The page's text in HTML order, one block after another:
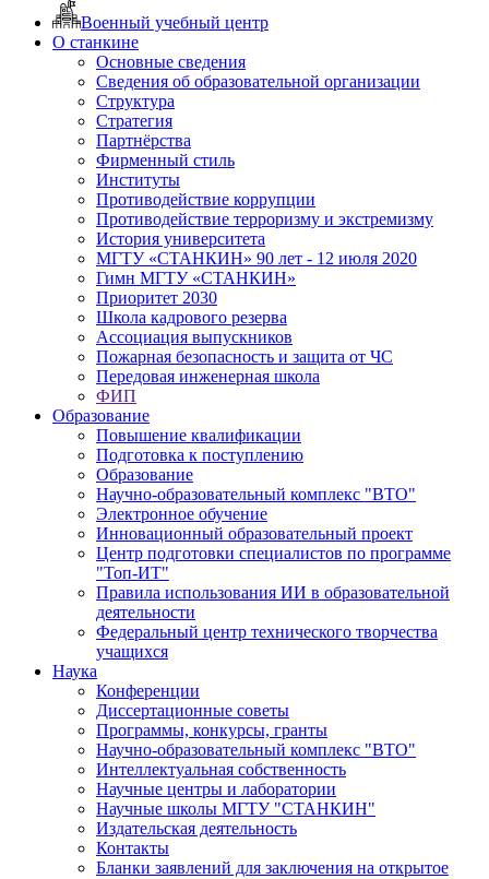
Военный учебный центр
О станкине
Основные сведения
Сведения об образовательной организации
Структура
Стратегия
Партнёрства
Фирменный стиль
Институты
Противодействие коррупции
Противодействие терроризму и экстремизму
История университета
МГТУ «СТАНКИН» 90 лет - 12 июля 2020
Гимн МГТУ «СТАНКИН»
Приоритет 2030
Школа кадрового резерва
Ассоциация выпускников
Пожарная безопасность и защита от ЧС
Передовая инженерная школа
ФИП
Образование
Повышение квалификации
Подготовка к поступлению
Образование
Научно-образовательный комплекс "ВТО"
Электронное обучение
Инновационный образовательный проект
Центр подготовки специалистов по программе
"Топ-ИТ"
Правила использования ИИ в образовательной
деятельности
Федеральный центр технического творчества
учащихся
Наука
Конференции
Диссертационные советы
Программы, конкурсы, гранты
Научно-образовательный комплекс "ВТО"
Интеллектуальная собственность
Научные центры и лаборатории
Научные школы МГТУ "СТАНКИН"
Издательская деятельность
Контакты
Бланки заявлений для заключения на открытое